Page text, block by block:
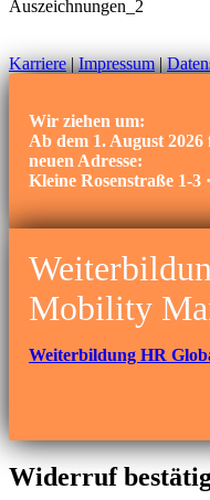
Karriere|Impressum|
Wir ziehen um:
Ab dem 1. August
neuen Adresse:
Kleine Rosenstraße 1-3
Mobility
Weiterbildung HR
Widerruf